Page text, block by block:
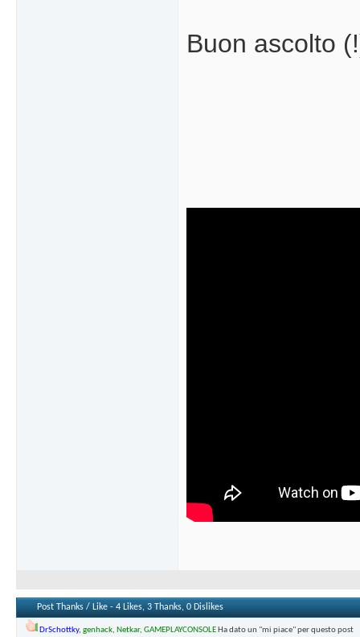
Buon ascolto
Post Thanks / Like - 4 Likes, 3 Thanks, 0 Dislikes
DrSchottky, genhack, Netkar, GAMEPLAYCONSOLEHa dato un "mi piace" per questo post